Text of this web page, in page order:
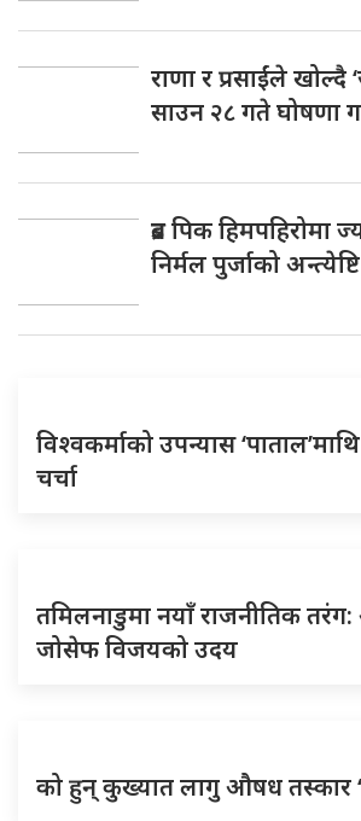
राणा र प्रसाईंले खोल्दै
साउन २८ गते घोषणा
ब्रड पिक हिमपहिरोमा
निर्मल पुर्जाको
विश्वकर्माको उपन्यास
चर्चा
तमिलनाडुमा नयाँ राजनीतिक
जोसेफ विजयको उदय
को हुन् कुख्यात लागु औषध तस्कार